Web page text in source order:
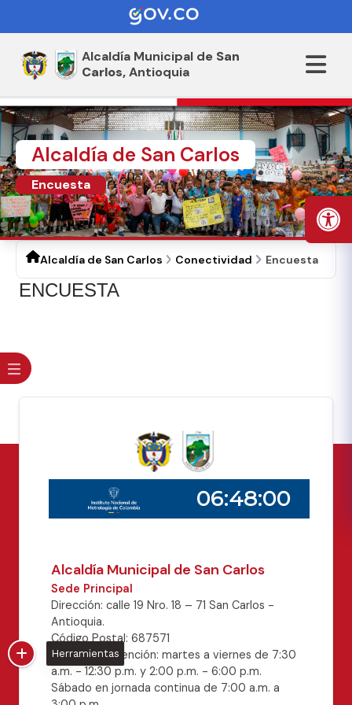
Alcaldía Municipal de San
Carlos,Antioquia
Alcaldía de San Carlos
Encuesta
Alcaldía de San Carlos Conectividad Encuesta
ENCUESTA
Alcaldía Municipal de San Carlos
Sede Principal
Dirección: calle 19 Nro. 18 – 71 San Carlos -
Antioquia.
Código Postal: 687571
Horario de atención: martes a viernes de 7:30
a.m. - 12:30 p.m. y 2:00 p.m. - 6:00 p.m.
Sábado en jornada continua de 7:00 a.m. a
Herramientas